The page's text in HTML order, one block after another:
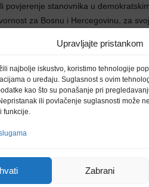
Upravljajte pristankom
najbolje iskustvo, koristimo tehnologije
o uređaju. Suglasnost s ovim
kao što su ponašanje pri
ili povlačenje suglasnosti može
funkcije.
Zabrani
povjerenje stanovnika u
za Bosnu i Hercegovinu, za
postići samo sistemskim i
i uvažavanjem te
naroda”, naglasili su.
donositi odluke.
izgrađen od strane njezinih